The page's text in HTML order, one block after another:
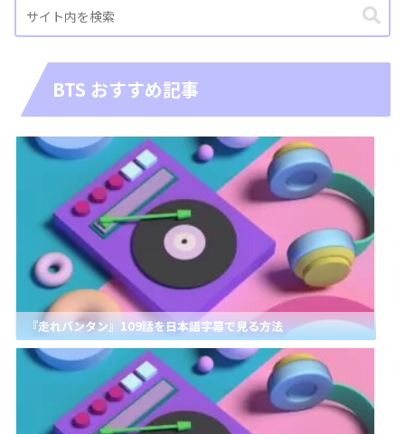
BTS おすすめ記事
『走れバンタン』109話を日本語字幕で見る方法